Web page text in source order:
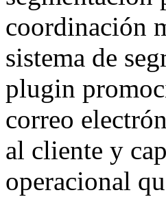
coordinación
sistema de
plugin
correo
al cliente y
operacional